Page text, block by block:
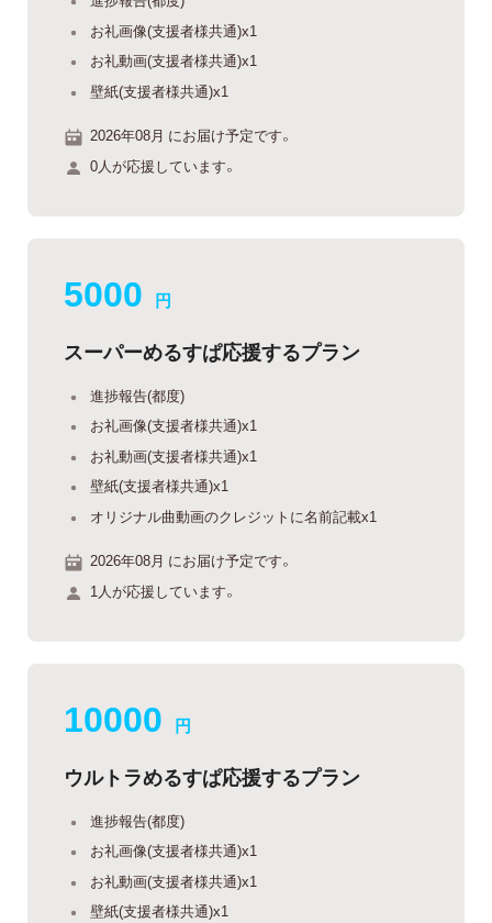
お礼画像(支援者様共通)x1
お礼動画(支援者様共通)x1
壁紙(支援者様共通)x1
2026年08月 にお届け予定です。
0人が応援しています。
5000 円
スーパーめるすぱ応援するプラン
進捗報告(都度)
お礼画像(支援者様共通)x1
お礼動画(支援者様共通)x1
壁紙(支援者様共通)x1
オリジナル曲動画のクレジットに名前記載x1
2026年08月 にお届け予定です。
1人が応援しています。
10000 円
ウルトラめるすぱ応援するプラン
進捗報告(都度)
お礼画像(支援者様共通)x1
お礼動画(支援者様共通)x1
壁紙(支援者様共通)x1